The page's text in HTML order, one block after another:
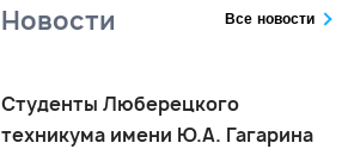
Новости Все новости
Студенты Люберецкого
техникума имени Ю.А. Гагарина